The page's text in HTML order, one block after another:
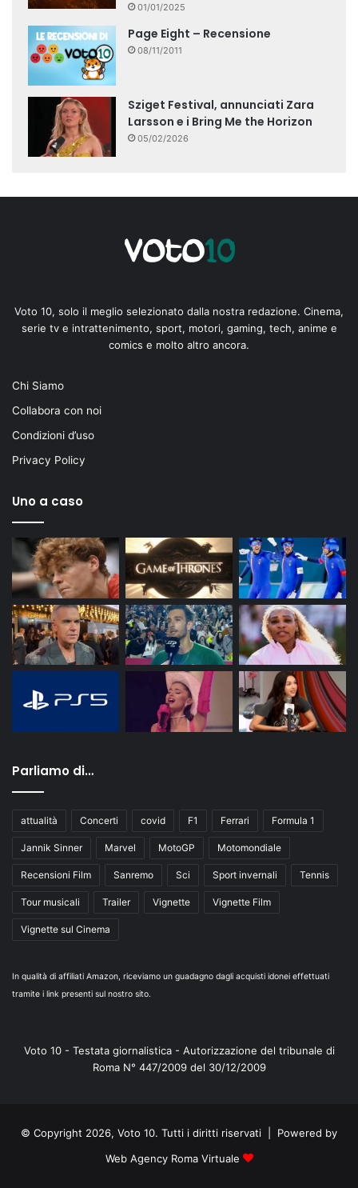
01/01/2025
Page Eight – Recensione
08/11/2011
Sziget Festival, annunciati Zara
Larsson e i Bring Me the Horizon
05/02/2026
Voto 10, solo il meglio selezionato dalla nostra redazione. Cinema,
serie tv e intrattenimento, sport, motori, gaming, tech, anime e
comics e molto altro ancora.
Chi Siamo
Collabora con noi
Condizioni d’uso
Privacy Policy
Uno a caso
Parliamo di…
attualità Concerti covid F1 Ferrari Formula 1
Jannik Sinner Marvel MotoGP Motomondiale
Recensioni Film Sanremo Sci Sport invernali Tennis
Tour musicali Trailer Vignette Vignette Film
Vignette sul Cinema
In qualità di affiliati Amazon, riceviamo un guadagno dagli acquisti idonei effettuati
tramite i link presenti sul nostro sito.
Voto 10 - Testata giornalistica - Autorizzazione del tribunale di
Roma N° 447/2009 del 30/12/2009
© Copyright 2026, Voto 10. Tutti i diritti riservati | Powered by
Web Agency Roma Virtuale